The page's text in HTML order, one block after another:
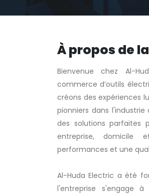
À propos de
Bienvenue chez Al-
commerce d’outils
créons des expériences
pionniers dans
des solutions parfaites
entreprise, domicile
performances et une
Al-Huda Electric a été
l'entreprise s'engage